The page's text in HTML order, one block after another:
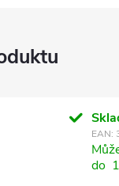
EAN:
do